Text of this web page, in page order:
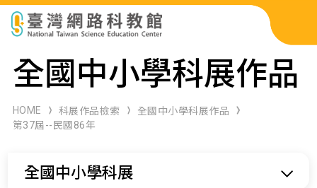
科展作品檢索
科學研習月刊
全國中小學科展作品
HOME 科展作品檢索
全國中小學科展作品
第37屆--民國86年
全國中小學科展